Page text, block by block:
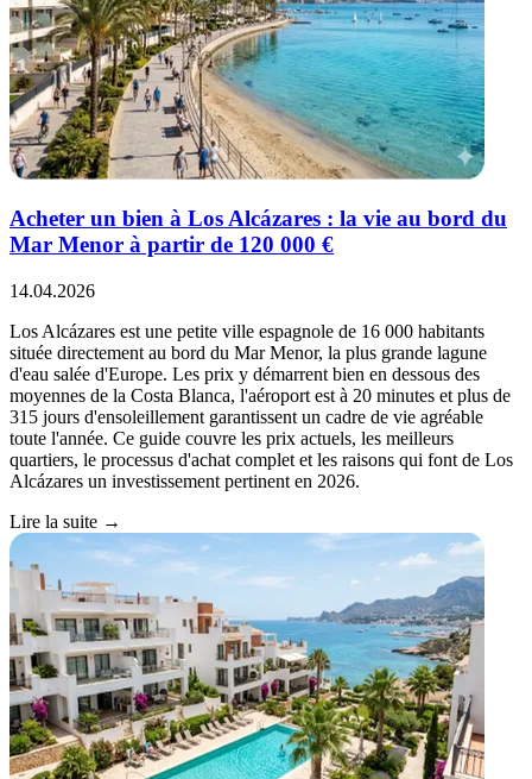
Acheter un bien à Los Alcázares : la vie au bord du
Mar Menor à partir de 120 000 €
14.04.2026
Los Alcázares est une petite ville espagnole de 16 000 habitants
située directement au bord du Mar Menor, la plus grande lagune
d'eau salée d'Europe. Les prix y démarrent bien en dessous des
moyennes de la Costa Blanca, l'aéroport est à 20 minutes et plus de
315 jours d'ensoleillement garantissent un cadre de vie agréable
toute l'année. Ce guide couvre les prix actuels, les meilleurs
quartiers, le processus d'achat complet et les raisons qui font de Los
Alcázares un investissement pertinent en 2026.
Lire la suite →